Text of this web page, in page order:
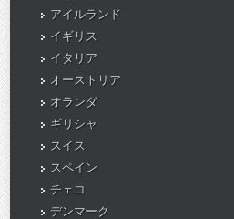
アイルランド
イギリス
イタリア
オーストリア
オランダ
ギリシャ
スイス
スペイン
チェコ
デンマーク